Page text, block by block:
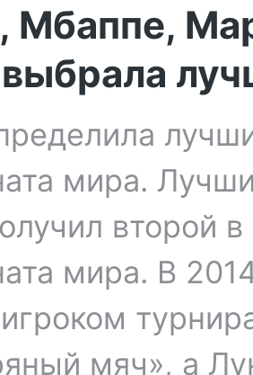
Мбаппе,
мира.
второй
мира. В
мяч», а